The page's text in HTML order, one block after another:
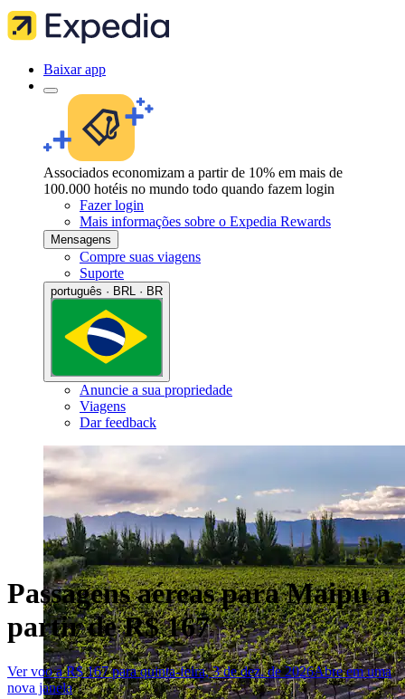
Baixar app
Associados economizam a partir de 10% em mais de
100.000 hotéis no mundo todo quando fazem login
Fazer login
Mais informações sobre o Expedia Rewards
Mensagens
Compre suas viagens
Suporte
português · BRL · BR
Anuncie a sua propriedade
Viagens
Dar feedback
Passagens aéreas para Maipu a
partir de R$ 167
Ver voo a R$ 167 para quinta-feira, 3 de dez. de 2026Abre em uma
nova janela